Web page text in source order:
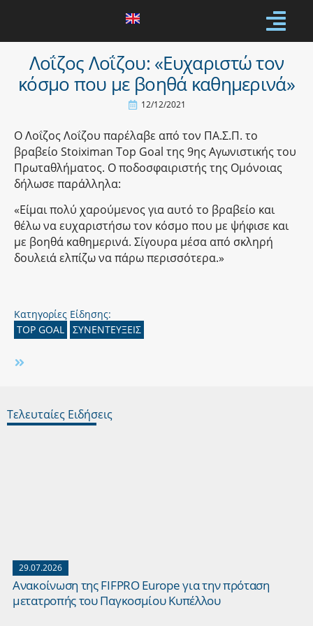
Λοΐζος Λοΐζου: «Ευχαριστώ τον
κόσμο που με βοηθά καθημερινά»
12/12/2021
Ο Λοΐζος Λοΐζου παρέλαβε από τον ΠΑ.Σ.Π. το
βραβείο Stoiximan Top Goal της 9ης Αγωνιστικής του
Πρωταθλήματος. Ο ποδοσφαιριστής της Ομόνοιας
δήλωσε παράλληλα:
«Είμαι πολύ χαρούμενος για αυτό το βραβείο και
θέλω να ευχαριστήσω τον κόσμο που με ψήφισε και
με βοηθά καθημερινά. Σίγουρα μέσα από σκληρή
δουλειά ελπίζω να πάρω περισσότερα.»
Κατηγορίες Είδησης:
TOP GOAL
ΣΥΝΕΝΤΕΥΞΕΙΣ
Τελευταίες Ειδήσεις
29.07.2026
Ανακοίνωση της FIFPRO Europe για την πρόταση
μετατροπής του Παγκοσμίου Κυπέλλου